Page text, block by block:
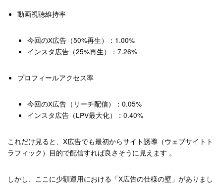
動画視聴維持率
今回のX広告（50%再生）： 1.00%
インスタ広告（25%再生）： 7.26%
プロフィールアクセス率
今回のX広告（リーチ配信）： 0.05%
インスタ広告（LPV最大化）： 0.40%
これだけ見ると、X広告でも最初からサイト誘導（ウェブサイトト
ラフィック）目的で配信すれば良さそうに見えます 。
しかし、ここに少額運用における「X広告の仕様の壁」がありまし